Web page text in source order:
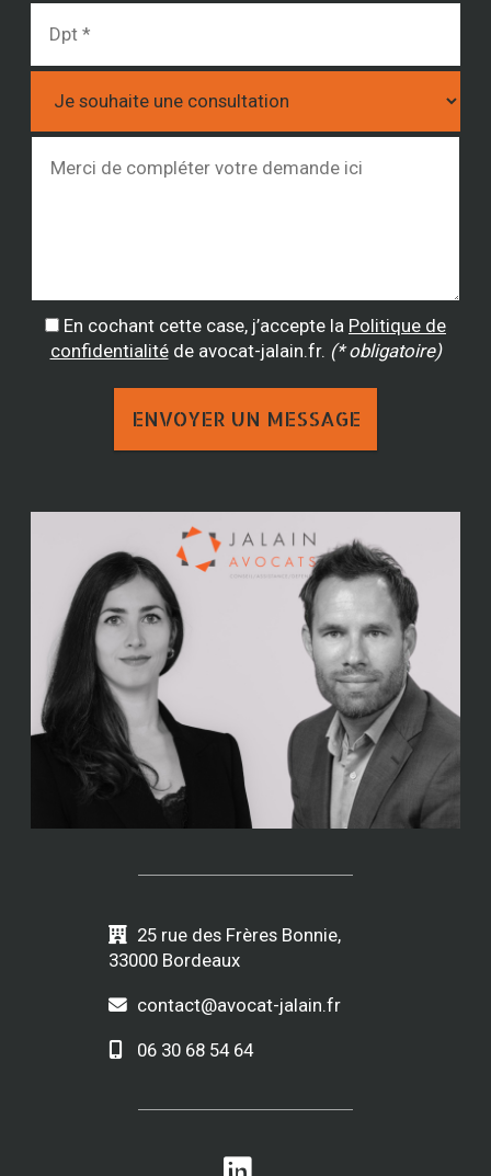
En cochant cette case, j’accepte la Politique de
confidentialitéde avocat-jalain.fr. (* obligatoire)
25 rue des Frères Bonnie,
33000 Bordeaux
contact@avocat-jalain.fr
06 30 68 54 64